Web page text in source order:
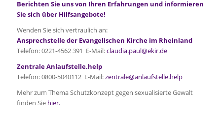
Berichten Sie uns von Ihren Erfahrungen und informieren
Sie sich über Hilfsangebote!
Wenden Sie sich vertraulich an:
Ansprechstelle der Evangelischen Kirche im Rheinland
Telefon: 0221-4562 391 E-Mail:claudia.paul@ekir.de
Zentrale Anlaufstelle.help
Telefon: 0800-5040112 E-Mail:zentrale@anlaufstelle.help
Mehr zum Thema Schutzkonzept gegen sexualisierte Gewalt
finden Sie hier.